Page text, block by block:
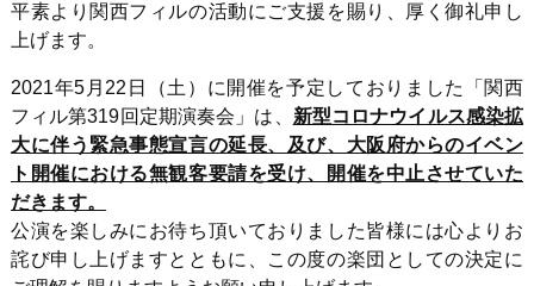
平素より関西フィルの活動にご支援を賜り、厚く御礼申し
上げます。
2021年5月22日（土）に開催を予定しておりました「関西
フィル第319回定期演奏会」は、 新型コロナウイルス感染拡
大に伴う緊急事態宣言の延長、及び、大阪府からのイベン
ト開催における無観客要請を受け、開催を中止させていた
だきます。
公演を楽しみにお待ち頂いておりました皆様には心よりお
詫び申し上げますとともに、この度の楽団としての決定に